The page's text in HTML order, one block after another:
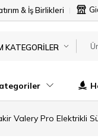
& İş Birlikleri
KATEGORILER
Valery Pro Elektrikli